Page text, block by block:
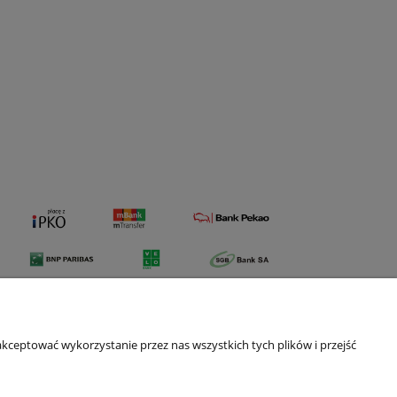
wykorzystanie przez nas wszystkich tych plików i przejść